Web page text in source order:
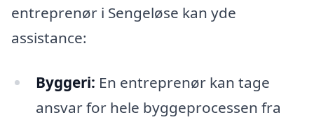
entreprenør i Sengeløse kan yde
assistance:
Byggeri: En entreprenør kan tage
ansvar for hele byggeprocessen fra